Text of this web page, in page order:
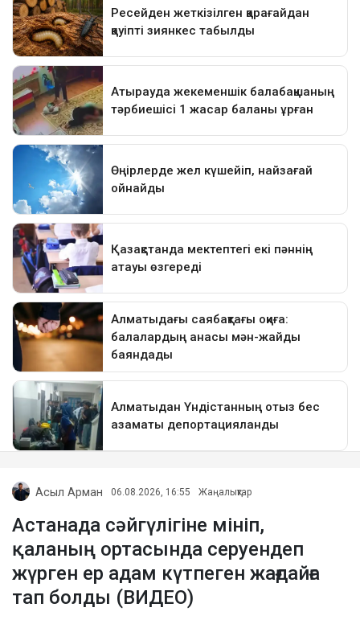
Асыл Арман 06.08.2026, 16:55 Жаңалықтар
Астанада сәйгүлігіне мініп,
қаланың ортасында серуендеп
жүрген ер адам күтпеген жағдайға
тап болды (ВИДЕО)